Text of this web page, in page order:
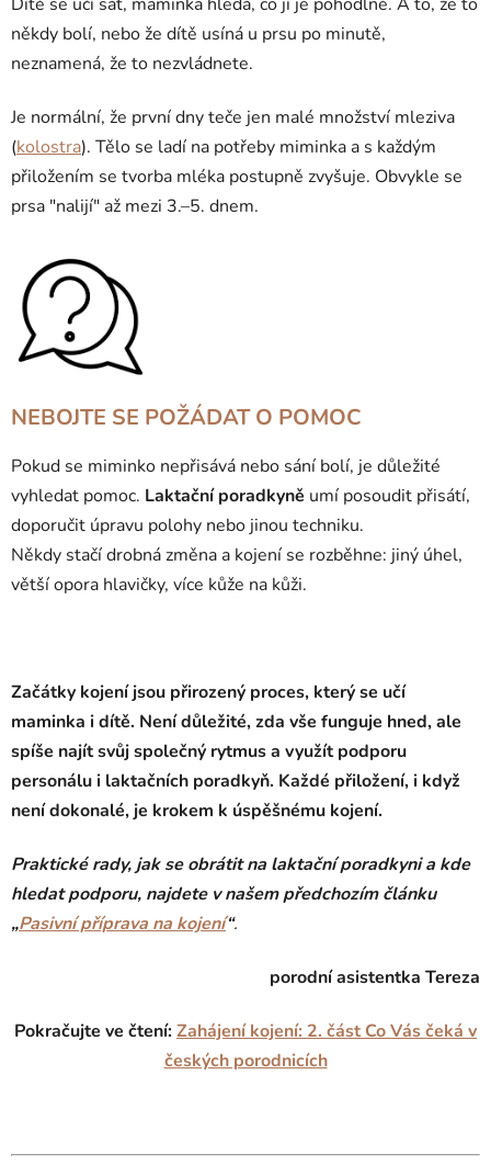
někdy bolí, nebo že dítě usíná u prsu po minutě,
neznamená, že to nezvládnete.
Je normální, že první dny teče jen malé množství mleziva
(kolostra). Tělo se ladí na potřeby miminka a s každým
přiložením se tvorba mléka postupně zvyšuje. Obvykle se
prsa "nalijí" až mezi 3.–5. dnem.
NEBOJTE SE POŽÁDAT O POMOC
Pokud se miminko nepřisává nebo sání bolí, je důležité
vyhledat pomoc. Laktační poradkyně umí posoudit přisátí,
doporučit úpravu polohy nebo jinou techniku.
Někdy stačí drobná změna a kojení se rozběhne: jiný úhel,
větší opora hlavičky, více kůže na kůži.
Začátky kojení jsou přirozený proces, který se učí
maminka i dítě. Není důležité, zda vše funguje hned, ale
spíše najít svůj společný rytmus a využít podporu
personálu i laktačních poradkyň. Každé přiložení, i když
není dokonalé, je krokem k úspěšnému kojení.
Praktické rady, jak se obrátit na laktační poradkyni a kde
hledat podporu, najdete v našem předchozím článku
„Pasivní příprava na kojení“.
porodní asistentka Tereza
Pokračujte ve čtení:Zahájení kojení: 2. část Co Vás čeká v
českých porodnicích